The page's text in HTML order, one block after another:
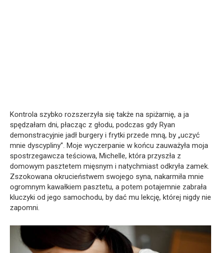
Kontrola szybko rozszerzyła się także na spiżarnię, a ja
spędzałam dni, płacząc z głodu, podczas gdy Ryan
demonstracyjnie jadł burgery i frytki przede mną, by „uczyć
mnie dyscypliny”. Moje wyczerpanie w końcu zauważyła moja
spostrzegawcza teściowa, Michelle, która przyszła z
domowym pasztetem mięsnym i natychmiast odkryła zamek.
Zszokowana okrucieństwem swojego syna, nakarmiła mnie
ogromnym kawałkiem pasztetu, a potem potajemnie zabrała
kluczyki od jego samochodu, by dać mu lekcję, której nigdy nie
zapomni.